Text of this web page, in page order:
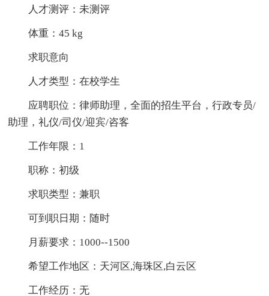
人才测评：未测评
体重：45 kg
求职意向
人才类型：在校学生
应聘职位：律师助理，全面的招生平台，行政专员/
助理，礼仪/司仪/迎宾/咨客
工作年限：1
职称：初级
求职类型：兼职
可到职日期：随时
月薪要求：1000--1500
希望工作地区：天河区,海珠区,白云区
工作经历：无